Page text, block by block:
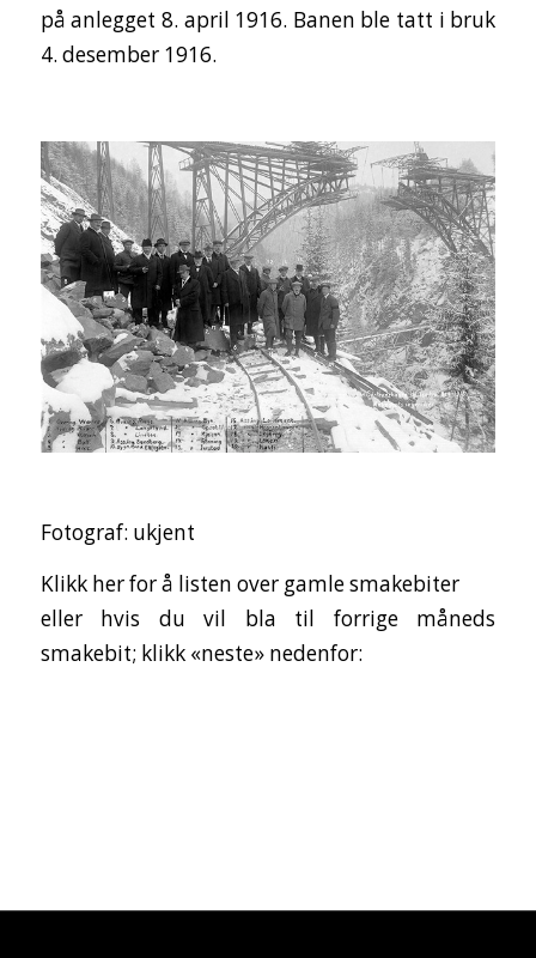
på anlegget 8. april 1916. Banen ble tatt i bruk
4. desember 1916.
Fotograf: ukjent
Klikk her for å listen over gamle smakebiter
eller hvis du vil bla til forrige måneds
smakebit; klikk «neste» nedenfor: